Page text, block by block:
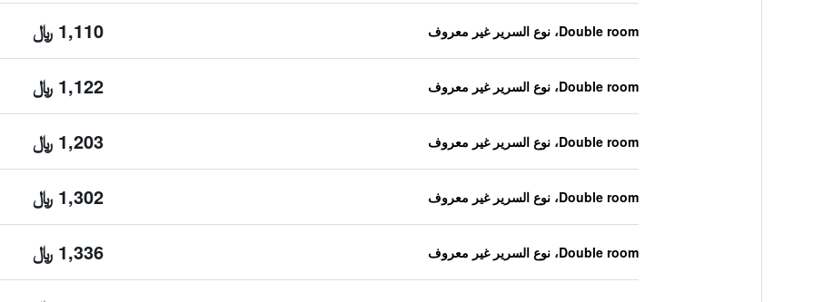
Double room، نوع السرير غير معروف 1,110 ﷼
Double room، نوع السرير غير معروف 1,122 ﷼
Double room، نوع السرير غير معروف 1,203 ﷼
Double room، نوع السرير غير معروف 1,302 ﷼
Double room، نوع السرير غير معروف 1,336 ﷼